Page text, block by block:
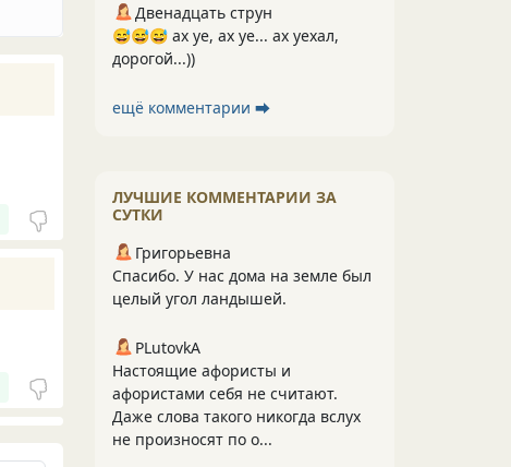
Двенадцать струн
😅😅😅 ах уе, ах уе... ах уехал,
дорогой...))
ещё комментарии ⮕
ЛУЧШИЕ КОММЕНТАРИИ ЗА
СУТКИ
Григорьевна
Спасибо. У нас дома на земле был
целый угол ландышей.
PLutоvkА
Настоящие афористы и
афористами себя не считают.
Даже слова такого никогда вслух
не произносят по о...